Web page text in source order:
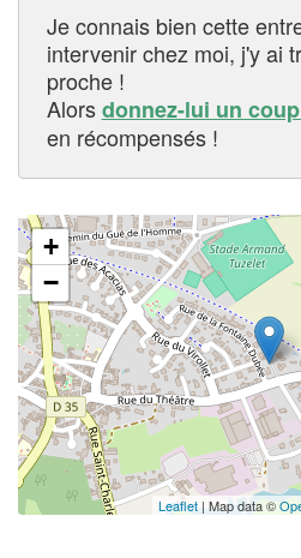
Je connais bien cette
intervenir chez moi, j'y ai
proche !
Alorsdonnez-lui un
en récompensés !
+
−
Leaflet | Map data ©